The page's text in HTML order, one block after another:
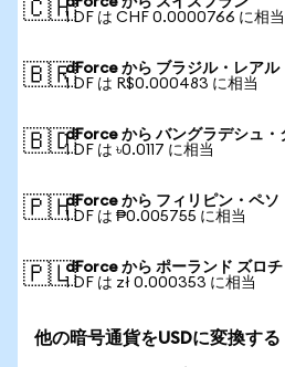
🇨🇭1 DF は CHF 0.0000766 に相当
🇧🇷dForce から ブラジル・レアル
1 DF は R$0.000483 に相当
🇧🇩dForce から バングラデシュ・
1 DF は ৳0.0117 に相当
🇵🇭dForce から フィリピン・ペソ
1 DF は ₱0.005755 に相当
🇵🇱dForce から ポーランド ズロチ
1 DF は zł 0.000353 に相当
他の暗号通貨をUSDに変換する